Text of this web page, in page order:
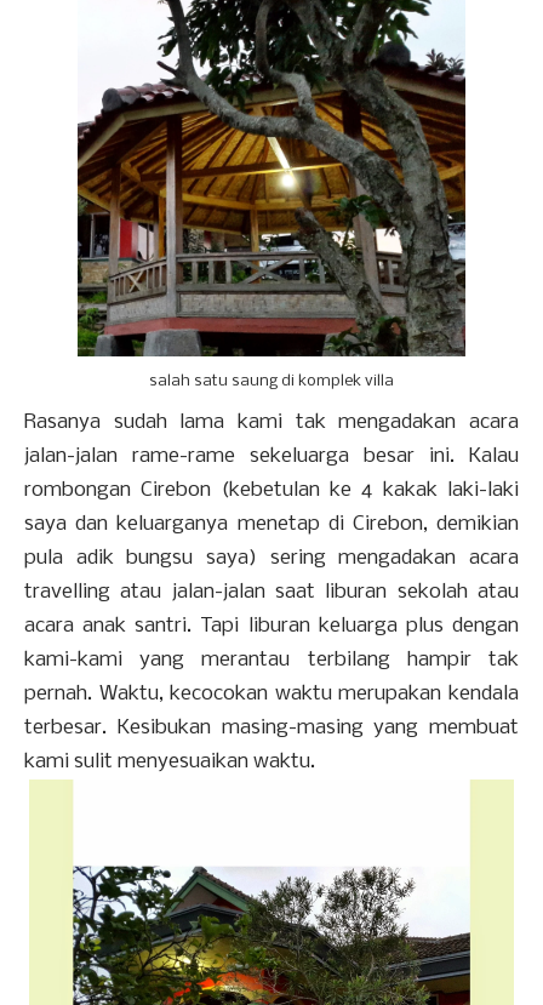
salah satu saung di komplek villa
Rasanya sudah lama kami tak mengadakan acara
jalan-jalan rame-rame sekeluarga besar ini. Kalau
rombongan Cirebon (kebetulan ke 4 kakak laki-laki
saya dan keluarganya menetap di Cirebon, demikian
pula adik bungsu saya) sering mengadakan acara
travelling atau jalan-jalan saat liburan sekolah atau
acara anak santri. Tapi liburan keluarga plus dengan
kami-kami yang merantau terbilang hampir tak
pernah. Waktu, kecocokan waktu merupakan kendala
terbesar. Kesibukan masing-masing yang membuat
kami sulit menyesuaikan waktu.